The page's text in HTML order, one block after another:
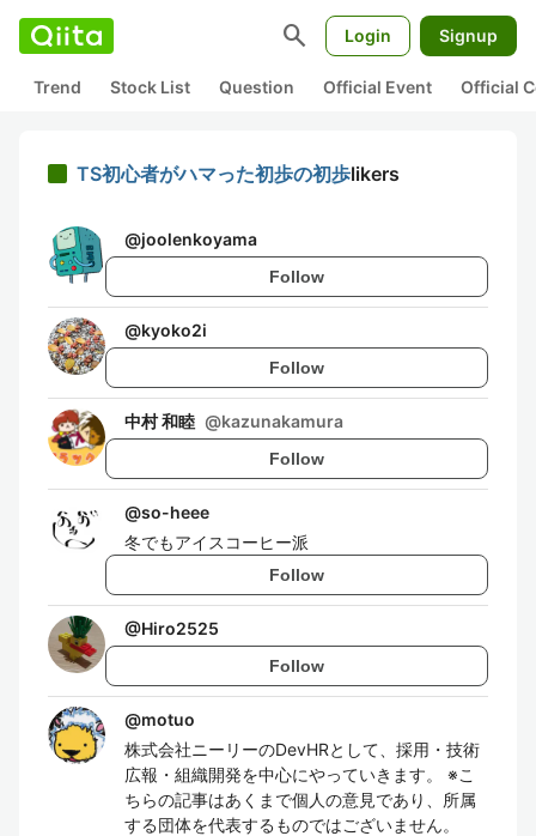
search Login Signup
Trend Stock List Question Official Event Official
TS初心者がハマった初歩の初歩likers
@joolenkoyama
Follow
@kyoko2i
Follow
中村 和睦 @kazunakamura
Follow
@so-heee
冬でもアイスコーヒー派
Follow
@Hiro2525
Follow
@motuo
株式会社ニーリーのDevHRとして、採用・技術
広報・組織開発を中心にやっていきます。 ※こ
ちらの記事はあくまで個人の意見であり、所属
する団体を代表するものではございません。